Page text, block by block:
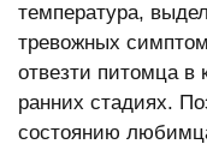
температура,
тревожных
отвезти питомца в
ранних стадиях.
состоянию